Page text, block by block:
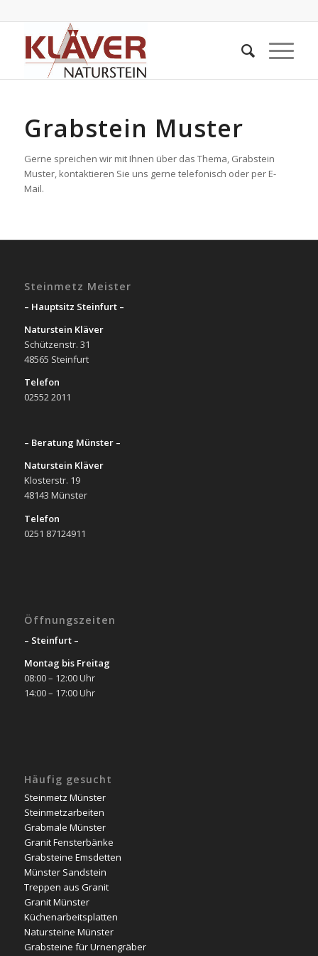
Grabstein Muster
Gerne spreichen wir mit Ihnen über das Thema, Grabstein
Muster, kontaktieren Sie uns gerne telefonisch oder per E-
Mail.
Steinmetz Meister
– Hauptsitz Steinfurt –
Naturstein Kläver
Schützenstr. 31
48565 Steinfurt
Telefon
02552 2011
– Beratung Münster –
Naturstein Kläver
Klosterstr. 19
48143 Münster
Telefon
0251 87124911
Öffnungszeiten
– Steinfurt –
Montag bis Freitag
08:00 – 12:00 Uhr
14:00 – 17:00 Uhr
Häufig gesucht
Steinmetz Münster
Steinmetzarbeiten
Grabmale Münster
Granit Fensterbänke
Grabsteine Emsdetten
Münster Sandstein
Treppen aus Granit
Granit Münster
Küchenarbeitsplatten
Natursteine Münster
Grabsteine für Urnengräber